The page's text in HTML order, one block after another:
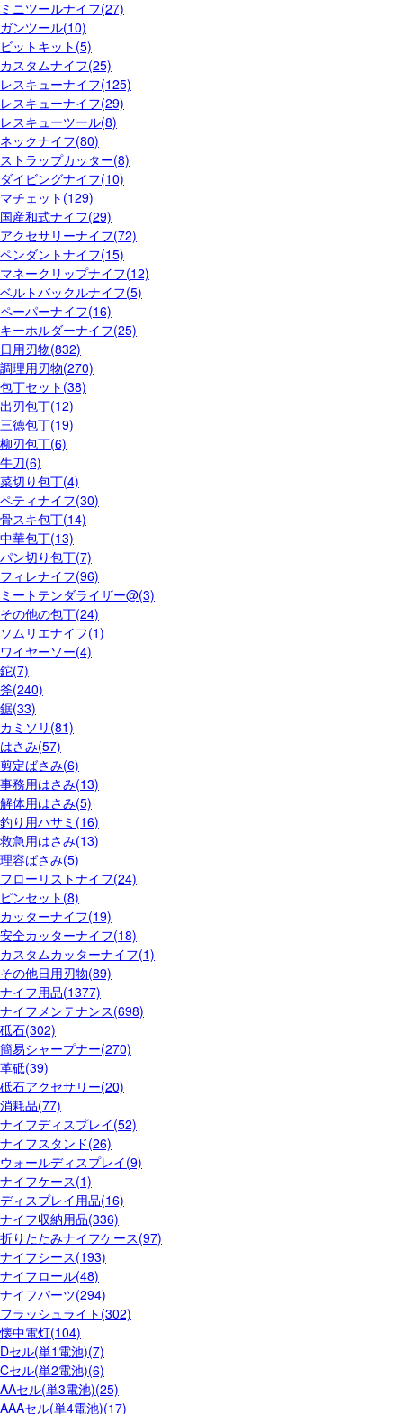
ミニツールナイフ(27)
ガンツール(10)
ビットキット(5)
カスタムナイフ(25)
レスキューナイフ(125)
レスキューナイフ(29)
レスキューツール(8)
ネックナイフ(80)
ストラップカッター(8)
ダイビングナイフ(10)
マチェット(129)
国産和式ナイフ(29)
アクセサリーナイフ(72)
ペンダントナイフ(15)
マネークリップナイフ(12)
ベルトバックルナイフ(5)
ペーパーナイフ(16)
キーホルダーナイフ(25)
日用刃物(832)
調理用刃物(270)
包丁セット(38)
出刃包丁(12)
三徳包丁(19)
柳刃包丁(6)
牛刀(6)
菜切り包丁(4)
ペティナイフ(30)
骨スキ包丁(14)
中華包丁(13)
パン切り包丁(7)
フィレナイフ(96)
ミートテンダライザー@(3)
その他の包丁(24)
ソムリエナイフ(1)
ワイヤーソー(4)
鉈(7)
斧(240)
鋸(33)
カミソリ(81)
はさみ(57)
剪定ばさみ(6)
事務用はさみ(13)
解体用はさみ(5)
釣り用ハサミ(16)
救急用はさみ(13)
理容ばさみ(5)
フローリストナイフ(24)
ピンセット(8)
カッターナイフ(19)
安全カッターナイフ(18)
カスタムカッターナイフ(1)
その他日用刃物(89)
ナイフ用品(1377)
ナイフメンテナンス(698)
砥石(302)
簡易シャープナー(270)
革砥(39)
砥石アクセサリー(20)
消耗品(77)
ナイフディスプレイ(52)
ナイフスタンド(26)
ウォールディスプレイ(9)
ナイフケース(1)
ディスプレイ用品(16)
ナイフ収納用品(336)
折りたたみナイフケース(97)
ナイフシース(193)
ナイフロール(48)
ナイフパーツ(294)
フラッシュライト(302)
懐中電灯(104)
Dセル(単1電池)(7)
Cセル(単2電池)(6)
AAセル(単3電池)(25)
AAAセル(単4電池)(17)